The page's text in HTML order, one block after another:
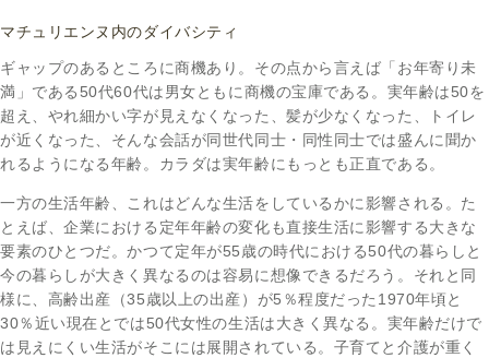
マチュリエンヌ内のダイバシティ
ギャップのあるところに商機あり。その点から言えば「お年寄り未
満」である50代60代は男女ともに商機の宝庫である。実年齢は50を
超え、やれ細かい字が見えなくなった、髪が少なくなった、トイレ
が近くなった、そんな会話が同世代同士・同性同士では盛んに聞か
れるようになる年齢。カラダは実年齢にもっとも正直である。
一方の生活年齢、これはどんな生活をしているかに影響される。た
とえば、企業における定年年齢の変化も直接生活に影響する大きな
要素のひとつだ。かつて定年が55歳の時代における50代の暮らしと
今の暮らしが大きく異なるのは容易に想像できるだろう。それと同
様に、高齢出産（35歳以上の出産）が5％程度だった1970年頃と
30％近い現在とでは50代女性の生活は大きく異なる。実年齢だけで
は見えにくい生活がそこには展開されている。子育てと介護が重く